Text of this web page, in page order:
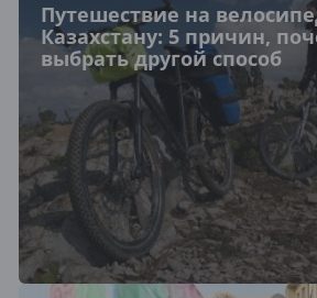
Путешествие на
Казахстану: 5 причин,
выбрать другой способ